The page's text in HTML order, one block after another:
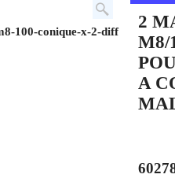
100-conique-x-2-diff
2
M8/
A